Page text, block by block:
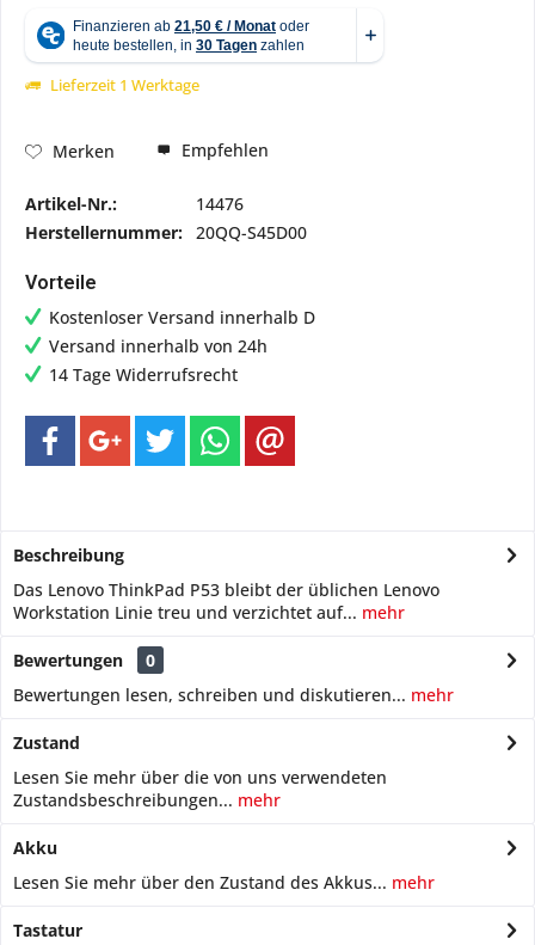
Lieferzeit 1 Werktage
Merken Empfehlen
Artikel-Nr.:
14476
Herstellernummer: 20QQ-S45D00
Vorteile
Kostenloser Versand innerhalb D
Versand innerhalb von 24h
14 Tage Widerrufsrecht
Beschreibung
Das Lenovo ThinkPad P53 bleibt der üblichen Lenovo
Workstation Linie treu und verzichtet auf... mehr
Bewertungen
0
Bewertungen lesen, schreiben und diskutieren... mehr
Zustand
Lesen Sie mehr über die von uns verwendeten
Zustandsbeschreibungen... mehr
Akku
Lesen Sie mehr über den Zustand des Akkus... mehr
Tastatur